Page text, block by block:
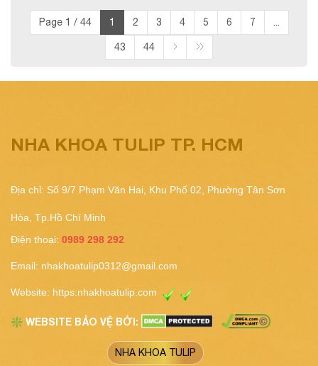
Page 1 / 44 1 2 3 4 5 6 7 ...
43 44
NHA KHOA TULIP TP. HCM
Địa chỉ: Số 9/7 Phạm Văn Hai, Khu Phố 02, Phường Tân Sơn
Hòa, Tp.Hồ Chí Minh
Điện thoại: 0989 298 292
Email: nhakhoatulip0312@gmail.com
Website: https:nhakhoatulip.com
❇️ WEBSITE BẢO VỆ BỞI:
NHA KHOA TULIP